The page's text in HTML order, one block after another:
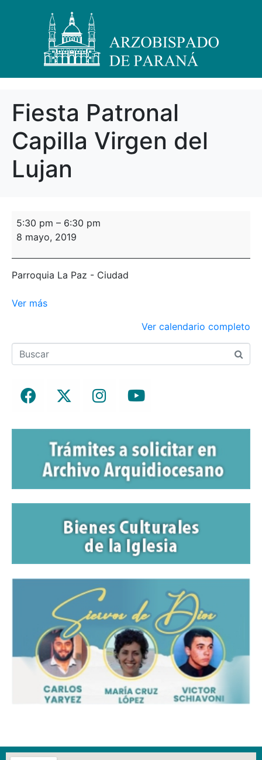
Fiesta Patronal
Capilla Virgen del
Lujan
5:30 pm – 6:30 pm
8 mayo, 2019
Parroquia La Paz - Ciudad
Ver más
Ver calendario completo